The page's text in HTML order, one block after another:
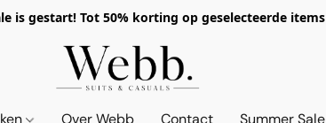
is gestart! Tot 50% korting op geselecteerde items
Over Webb Contact Summer Sale